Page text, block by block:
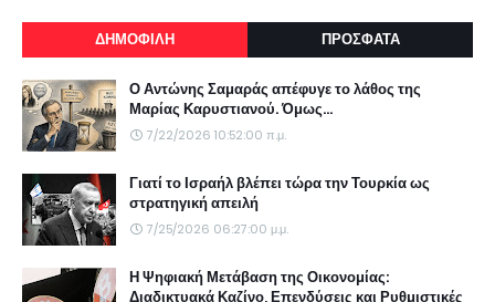
ΔΗΜΟΦΙΛΗ ΠΡΟΣΦΑΤΑ
Ο Αντώνης Σαμαράς απέφυγε το λάθος της
Μαρίας Καρυστιανού. Όμως...
7/22/2026 10:52:00 π.μ.
Γιατί το Ισραήλ βλέπει τώρα την Τουρκία ως
στρατηγική απειλή
7/25/2026 06:27:00 μ.μ.
Η Ψηφιακή Μετάβαση της Οικονομίας:
Διαδικτυακά Καζίνο, Επενδύσεις και Ρυθμιστικές